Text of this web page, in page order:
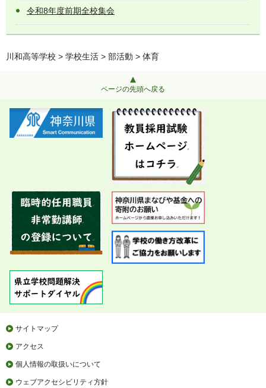
令和8年度前期全校集会
川和高等学校 > 学校生活 > 部活動 > 体育
ページの先頭へ戻る
サイトマップ
アクセス
個人情報の取扱いについて
ウェブアクセシビリティ方針